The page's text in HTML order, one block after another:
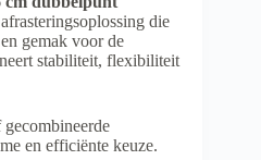
die
gemak voor de
stabiliteit, flexibiliteit
en efficiënte keuze.